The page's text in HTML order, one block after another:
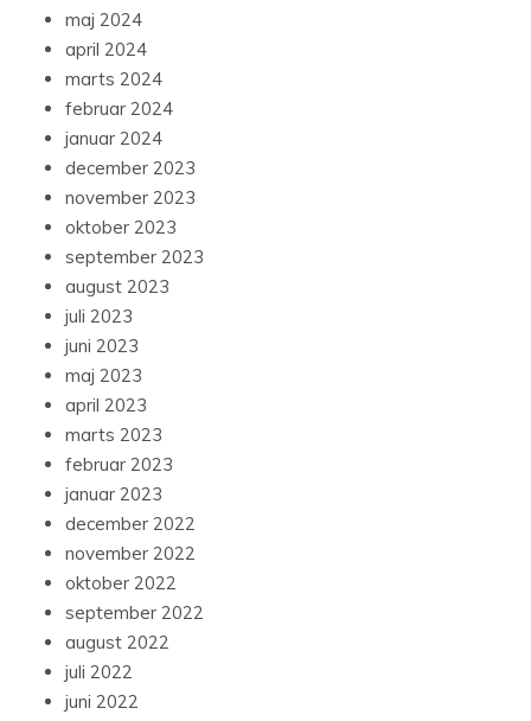
maj 2024
april 2024
marts 2024
februar 2024
januar 2024
december 2023
november 2023
oktober 2023
september 2023
august 2023
juli 2023
juni 2023
maj 2023
april 2023
marts 2023
februar 2023
januar 2023
december 2022
november 2022
oktober 2022
september 2022
august 2022
juli 2022
juni 2022